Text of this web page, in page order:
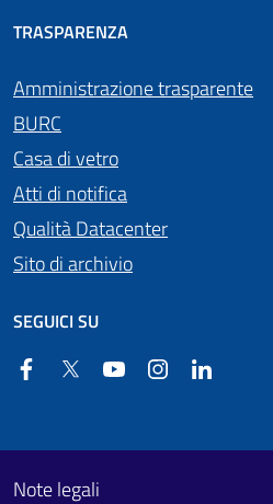
TRASPARENZA
Amministrazione trasparente
BURC
Casa di vetro
Atti di notifica
Qualità Datacenter
Sito di archivio
SEGUICI SU
FacebookTwitter YouTube Instagram
Footer First
Useful links section
Note legali